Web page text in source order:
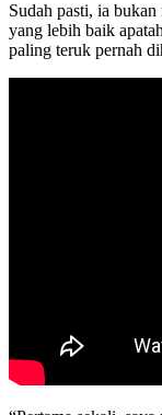
Sudah pasti, ia
yang lebih baik
paling teruk pernah